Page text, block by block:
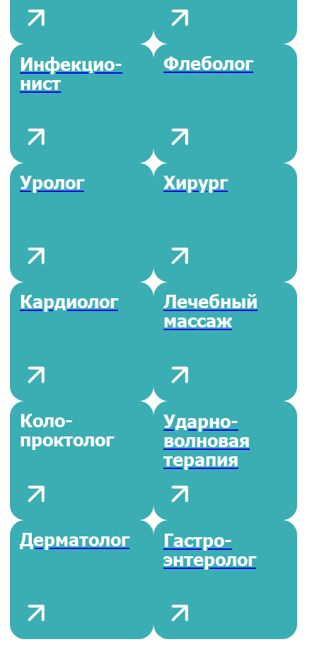
УЗИ сердца
(ЭХО-КГ)
УЗИ
томография КТ
диагностика
графия
Гастроскопия
желудка
Денситометрия
костей
кардиограмма
Суточное ЭКГ
по Холтеру
Суточное СМАД